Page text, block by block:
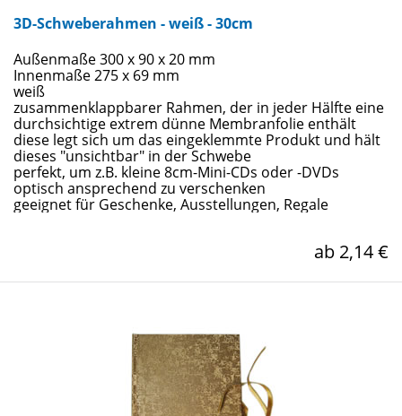
3D-Schweberahmen - weiß - 30cm
Außenmaße 300 x 90 x 20 mm
Innenmaße 275 x 69 mm
weiß
zusammenklappbarer Rahmen, der in jeder Hälfte eine
durchsichtige extrem dünne Membranfolie enthält
diese legt sich um das eingeklemmte Produkt und hält
dieses "unsichtbar" in der Schwebe
perfekt, um z.B. kleine 8cm-Mini-CDs oder -DVDs
optisch ansprechend zu verschenken
geeignet für Geschenke, Ausstellungen, Regale
ab 2,14 €